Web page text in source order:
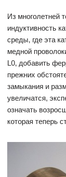
Из многолетней
индуктивность
среды, где эта
медной
L0, добавить
прежних
замыкания и
увеличатся,
означать
которая теперь